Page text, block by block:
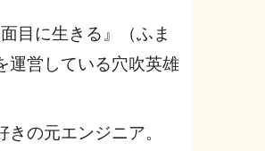
目に生きる』（ふま
運営している穴吹英雄
の元エンジニア。